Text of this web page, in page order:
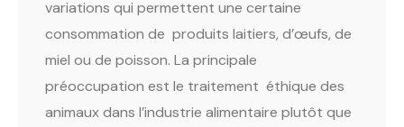
variations qui permettent une certaine
consommation de produits laitiers, d’œufs, de
miel ou de poisson. La principale
préoccupation est le traitement éthique des
animaux dans l’industrie alimentaire plutôt que